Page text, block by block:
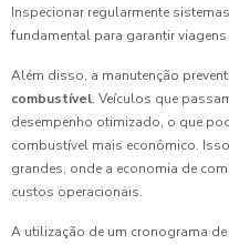
Inspecionar regularmente
fundamental para garantir
Além disso, a manutenção
combustível. Veículos que
desempenho otimizado, o que
combustível mais econômico.
grandes, onde a economia de
custos operacionais.
A utilização de um cronograma